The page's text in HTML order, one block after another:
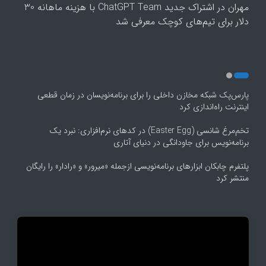
مهران در
اشتراک جدید ChatGPT Team با هزینه ماهانه 30
دلار برای تیم‌های کوچک معرفی شد
پارس‌پک شبکه مخازن داخلی را برای برنامه‌نویسان در زمان قطعی
اینترنت راه‌اندازی کرد
تخم‌مرغ شانسی (Easter Egg) در کدهای نرم‌افزاری: نبرد یک
برنامه‌نویس برای جاودانگی در دنیای آتاری
پلتفرم چابکان ابزارهای برنامه‌نویسی ازجمله «میرور» و «رادار» را رایگان
منتشر کرد